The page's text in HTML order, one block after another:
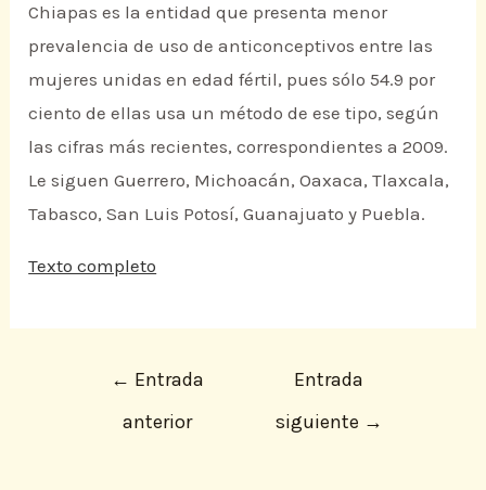
Chiapas es la entidad que presenta menor
prevalencia de uso de anticonceptivos entre las
mujeres unidas en edad fértil, pues sólo 54.9 por
ciento de ellas usa un método de ese tipo, según
las cifras más recientes, correspondientes a 2009.
Le siguen Guerrero, Michoacán, Oaxaca, Tlaxcala,
Tabasco, San Luis Potosí, Guanajuato y Puebla.
Texto completo
← Entrada
anterior
Entrada
siguiente →